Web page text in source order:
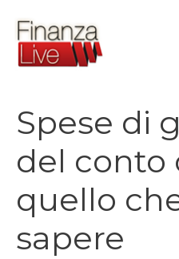
contenuto
Spese di
del conto
quello
sapere